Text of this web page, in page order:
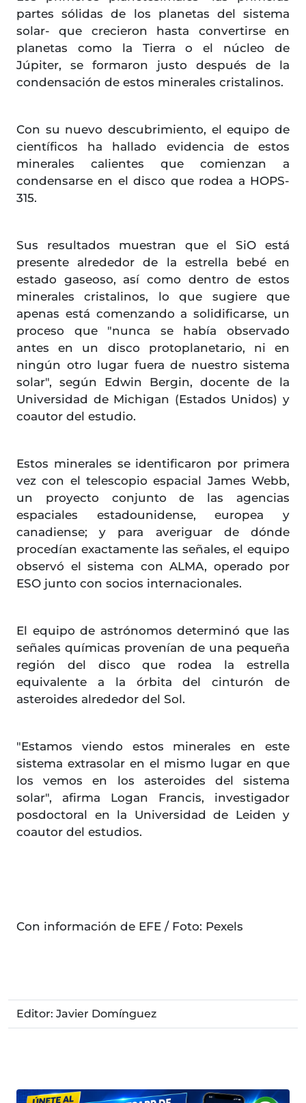
partes sólidas de los planetas del sistema
solar- que crecieron hasta convertirse en
planetas como la Tierra o el núcleo de
Júpiter, se formaron justo después de la
condensación de estos minerales cristalinos.
Con su nuevo descubrimiento, el equipo de
científicos ha hallado evidencia de estos
minerales calientes que comienzan a
condensarse en el disco que rodea a HOPS-
315.
Sus resultados muestran que el SiO está
presente alrededor de la estrella bebé en
estado gaseoso, así como dentro de estos
minerales cristalinos, lo que sugiere que
apenas está comenzando a solidificarse, un
proceso que "nunca se había observado
antes en un disco protoplanetario, ni en
ningún otro lugar fuera de nuestro sistema
solar", según Edwin Bergin, docente de la
Universidad de Michigan (Estados Unidos) y
coautor del estudio.
Estos minerales se identificaron por primera
vez con el telescopio espacial James Webb,
un proyecto conjunto de las agencias
espaciales estadounidense, europea y
canadiense; y para averiguar de dónde
procedían exactamente las señales, el equipo
observó el sistema con ALMA, operado por
ESO junto con socios internacionales.
El equipo de astrónomos determinó que las
señales químicas provenían de una pequeña
región del disco que rodea la estrella
equivalente a la órbita del cinturón de
asteroides alrededor del Sol.
"Estamos viendo estos minerales en este
sistema extrasolar en el mismo lugar en que
los vemos en los asteroides del sistema
solar", afirma Logan Francis, investigador
posdoctoral en la Universidad de Leiden y
coautor del estudios.
Con información de EFE / Foto: Pexels
Editor: Javier Domínguez